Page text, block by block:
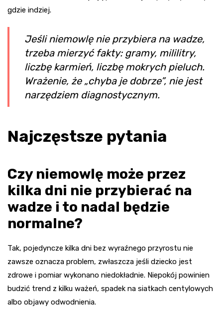
gdzie indziej.
Jeśli niemowlę nie przybiera na wadze,
trzeba mierzyć fakty: gramy, mililitry,
liczbę karmień, liczbę mokrych pieluch.
Wrażenie, że „chyba je dobrze”, nie jest
narzędziem diagnostycznym.
Najczęstsze pytania
Czy niemowlę może przez
kilka dni nie przybierać na
wadze i to nadal będzie
normalne?
Tak, pojedyncze kilka dni bez wyraźnego przyrostu nie
zawsze oznacza problem, zwłaszcza jeśli dziecko jest
zdrowe i pomiar wykonano niedokładnie. Niepokój powinien
budzić trend z kilku ważeń, spadek na siatkach centylowych
albo objawy odwodnienia.